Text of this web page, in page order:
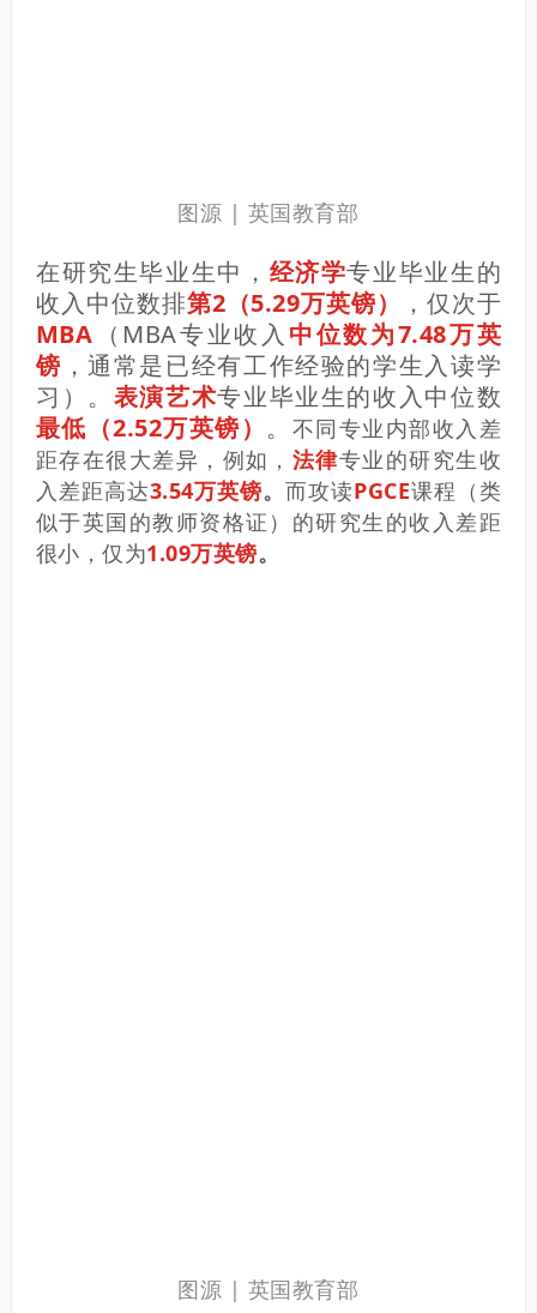
图源 | 英国教育部
在研究生毕业生中， 经济学专业毕业生的
收入中位数排第2（5.29万英镑）
，仅次于
MBA （MBA专业收入 中位数为7.48万英
镑 ，通常是已经有工作经验的学生入读学
习）。 表演艺术专业毕业生的收入中位数
最低（2.52万英镑） 。 不同专业内部收入差
距存在很大差异，例如， 法律专业的研究生收
入差距高达3.54万英镑。而攻读PGCE课程（类
似于英国的教师资格证）的研究生的收入差距
很小，仅为1.09万英镑。
图源 | 英国教育部